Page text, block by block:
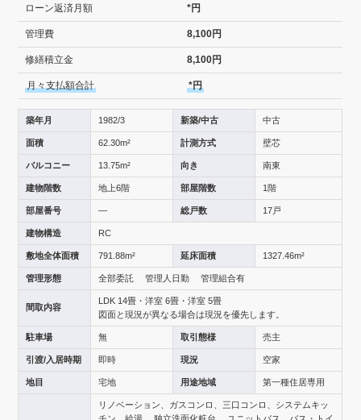
ローン返済月額 *円
管理費 8,100円
修繕積立金 8,100円
月々支払額合計 *円
築年月 1982/3 新築/中古 中古
面積 62.30m² 計測方式 壁芯
バルコニー 13.75m² 向き 南東
建物階数 地上6階 部屋階数 1階
部屋番号 — 総戸数 17戸
建物構造 RC
敷地全体面積 791.88m² 延床面積 1327.46m²
管理形態 全部委託 管理人日勤 管理組合有
間取内容
LDK 14畳・洋室 6畳・洋室 5畳
図面と現況が異なる場合は現況を優先します。
駐車場 無 取引態様 売主
引渡/入居時期 即時 現況 空家
地目 宅地 用途地域 第一種住居専用
リノベーション、ガスコンロ、三口コンロ、システムキッ